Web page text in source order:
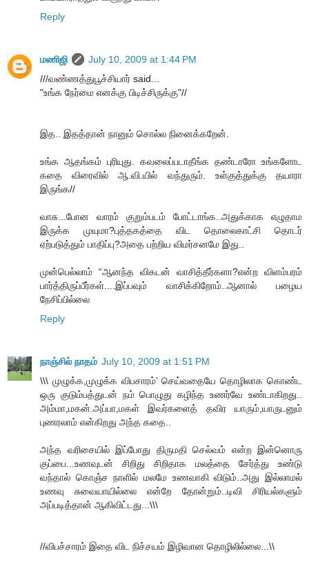
Reply
மணிஜி
July 10, 2009 at 1:44 PM
///வண்ணத்துபூச்சியார் said...
"உங்க நேர்மை எனக்கு பிடிச்சிருக்கு"//
இத.. இதத்தான் நானும் சொல்ல நினைக்கறேன்.
உங்க ஆதங்கம் புரியுது. கவலைப்படாதீங்க தண்டாரோ உங்களோட
கதை விரைவில் ஆ.வி.யில் வந்துரும். உள்குத்துக்கு தயாரா
இருங்க//
வாசு...போன வாரம் குறும்படம் போட்டாங்க..அதுக்காக எழுதாம
இருக்க முயுமா?புத்தகத்தை விட தொலைகாட்சி தொடர்
ஏற்படுத்தும் பாதிப்பு?அதை பற்றிய விமர்சனமே இது..
முன்பெல்லாம் “ஆனந்த விகடன் வாசித்தீர்களா?என்ற விளம்பரம்
பார்த்திருப்பீர்கள்....இப்பவும் வாசிக்கிறோம்..ஆனால் பழைய
நேசிப்பில்லை
Reply
நாஞ்சில் நாதம் July 10, 2009 at 1:51 PM
\\\ முழுக்க,முழுக்க விபசாரம்’ செய்வதையே தொழிலாக கொண்ட
ஒரு குடும்பத்துடன் நம் பொழுது கழிந்த உணர்வே உண்டாகிறது..
அம்மா,மகன்.அப்பா,மகள் இவர்களைத் தவிர யாரும்,யாருடனும்
புணரலாம் என்கிறது அந்த கதை..
அந்த வரிசையில் இப்போது திருமதி செல்வம் என்ற இன்னொரு
குப்பை...உணவுடன் சிறிது சிறிதாக மலத்தை சேர்த்து உண்டு
வந்தால் கொஞ்ச நாளில் மலமே உணவாகி விடும்..அது இல்லாமல்
உணவு சுவையாயில்லை என்றே தோன்றும்..டிவி சிரியல்களும்
அப்படித்தான் ஆகிவிட்டது...\\\
//விபச்சாரம் இதை விட நிச்சயம் இழிவான தொழிலில்லை...\\